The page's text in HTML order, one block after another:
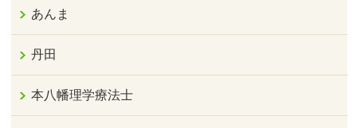
あんま
丹田
本八幡理学療法士